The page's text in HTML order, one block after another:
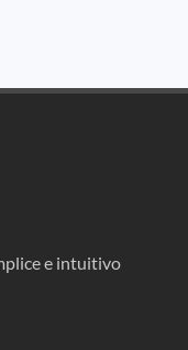
e intuitivo